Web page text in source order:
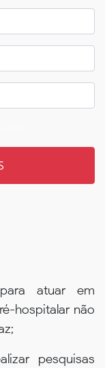
atuar em
hospitalar não
pesquisas